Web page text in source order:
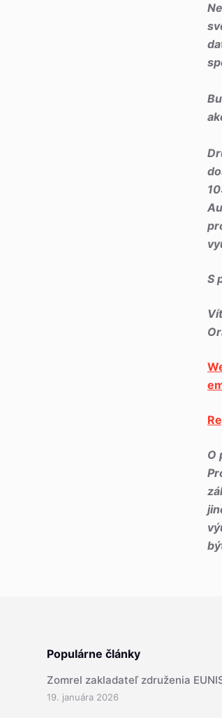
S
O
Populárne články
Zomrel zakladateľ združenia
19. januára 2026